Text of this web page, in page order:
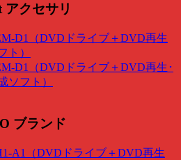
アクセサリ
D1（DVDドライブ＋DVD再生
ト）
D1（DVDドライブ＋DVD再生･
ソフト）
ブランド
A1（DVDドライブ＋DVD再生